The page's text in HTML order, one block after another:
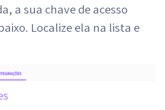
a sua chave de acesso
Localize ela na lista e